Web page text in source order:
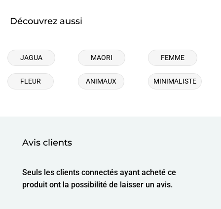
Découvrez aussi
JAGUA MAORI FEMME
FLEUR ANIMAUX MINIMALISTE
Avis clients
Seuls les clients connectés ayant acheté ce
produit ont la possibilité de laisser un avis.